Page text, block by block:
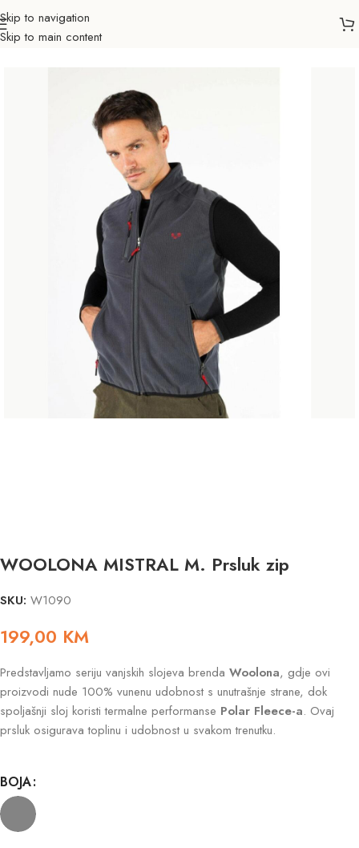
Skip to navigation
Skip to main content
Početna Sve za zimu
WOOLONA MISTRAL M. Prsluk zip
SKU: W1090
199,00 KM
Predstavljamo seriju vanjskih slojeva brenda Woolona, gdje ovi
proizvodi nude 100% vunenu udobnost s unutrašnje strane, dok
spoljašnji sloj koristi termalne performanse Polar Fleece-a. Ovaj
prsluk osigurava toplinu i udobnost u svakom trenutku.
BOJA